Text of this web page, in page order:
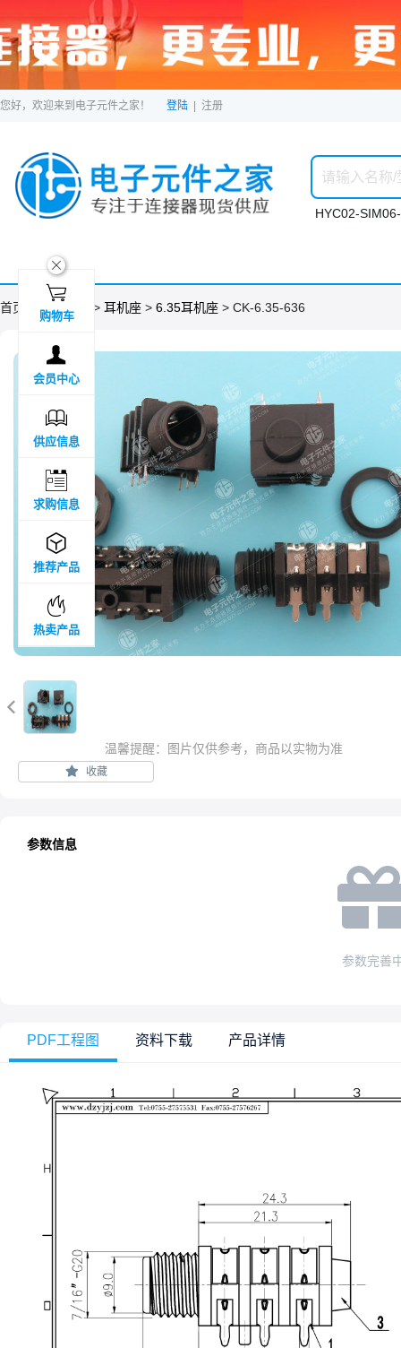
您好，欢迎来到电子元件之家！ 登陆 注册
HYC02-
首页 > 分类目录 > 耳机座 > 6.35耳机座 > CK-6.35-636

温馨提醒：图片仅供参考，商品以实物为准
收藏
参数信息
参数完善
PDF工程图 资料下载 产品详情
ဆ

购物车

会员中心

供应信息

求购信息

推荐产品

热卖产品